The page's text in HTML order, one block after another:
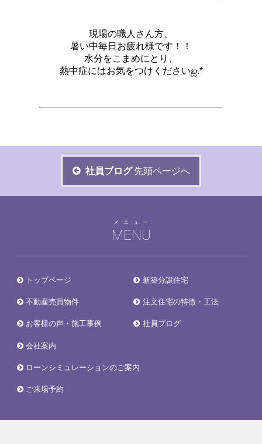
現場の職人さん方、
暑い中毎日お疲れ様です！！
水分をこまめにとり、
熱中症にはお気をつけくださいஐ.*
社員ブログ 先頭ページへ
MENU
メニュー
トップページ 新築分譲住宅
不動産売買物件 注文住宅の特徴・工法
お客様の声・施工事例 社員ブログ
会社案内
ローンシミュレーションのご案内
ご来場予約